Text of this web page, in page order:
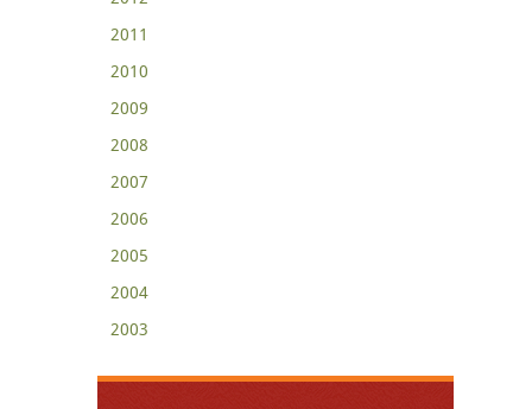
2011
2010
2009
2008
2007
2006
2005
2004
2003